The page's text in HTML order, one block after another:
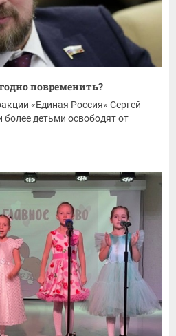
повременить?
«Единая Россия» Сергей
детьми освободят от